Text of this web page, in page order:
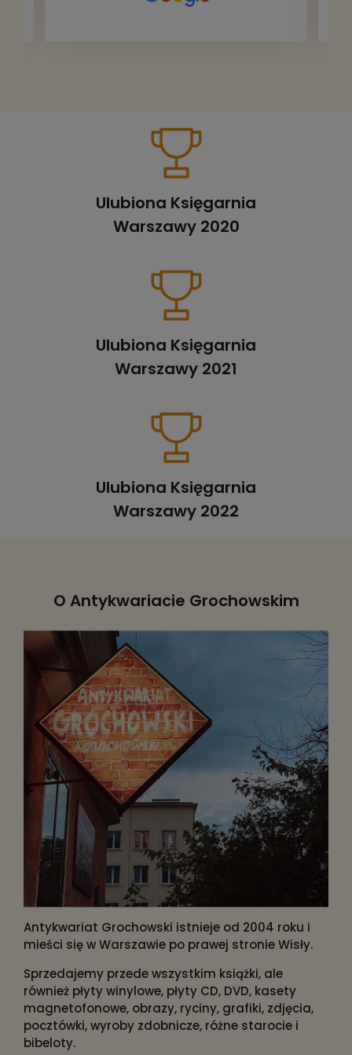
przepakowywania. Część oddaliśmy
Ulubiona Księgarnia
Warszawy 2020
Ulubiona Księgarnia
Warszawy 2021
Ulubiona Księgarnia
Warszawy 2022
O Antykwariacie Grochowskim
Antykwariat Grochowski istnieje od 2004 roku i
mieści się w Warszawie po prawej stronie Wisły.
Sprzedajemy przede wszystkim książki, ale
również płyty winylowe, płyty CD, DVD, kasety
magnetofonowe, obrazy, ryciny, grafiki, zdjęcia,
pocztówki, wyroby zdobnicze, różne starocie i
bibeloty.